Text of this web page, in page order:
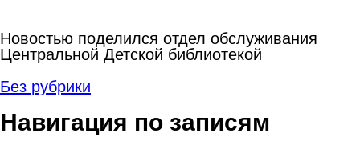
Новостью поделился отдел обслуживания
Центральной Детской библиотекой
Без рубрики
Навигация по записям